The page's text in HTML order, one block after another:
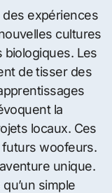
expériences
cultures
biologiques. Les
de tisser des
la
locaux. Ces
woofeurs.
unique.
simple